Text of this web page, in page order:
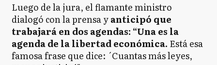
Luego de la jura, el flamante ministro
dialogó con la prensa yanticipó que
trabajará en dos agendas: “Una es la
agenda de la libertad económica. Está esa
famosa frase que dice: ´Cuantas más leyes,